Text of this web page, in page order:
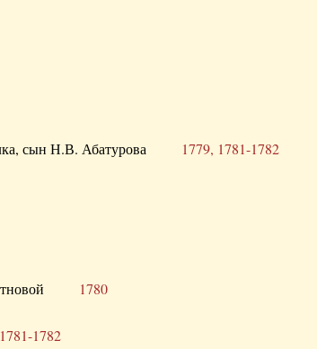
сын Н.В. Абатурова 1779, 1781-1782
1780
1782